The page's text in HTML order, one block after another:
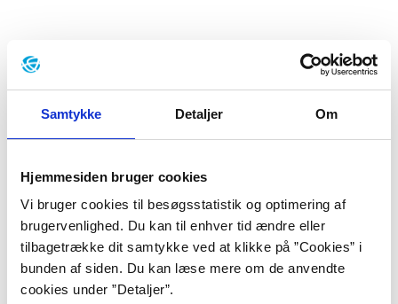
Samtykke Detaljer Om
Hjemmesiden bruger cookies
Vi bruger cookies til besøgsstatistik og optimering af
brugervenlighed. Du kan til enhver tid ændre eller
tilbagetrække dit samtykke ved at klikke på ”Cookies” i
bunden af siden. Du kan læse mere om de anvendte
cookies under ”Detaljer”.
Baggrund
”Skyerne/ skjuler dig ikke, tænk på
dét/ næste gang du tisser/ i det
offentlige rum/ og prøver at ramme/